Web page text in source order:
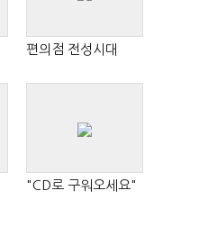
편의점 전성시대
"CD로 구워오세요"